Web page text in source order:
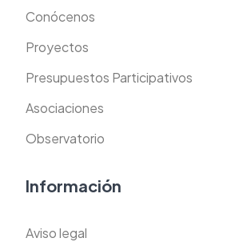
Conócenos
Proyectos
Presupuestos Participativos
Asociaciones
Observatorio
Información
Aviso legal